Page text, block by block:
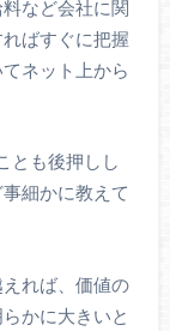
など会社に関
ばすぐに把握
ネット上から
とも後押しし
細かに教えて
れば、価値の
かに大きいと